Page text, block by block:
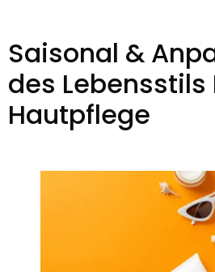
Saisonal &
des Lebensstils
Hautpflege